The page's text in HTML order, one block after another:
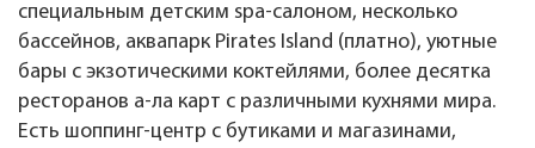
специальным детским spa-салоном, несколько
бассейнов, аквапарк Pirates Island (платно), уютные
бары с экзотическими коктейлями, более десятка
ресторанов а-ла карт с различными кухнями мира.
Есть шоппинг-центр с бутиками и магазинами,